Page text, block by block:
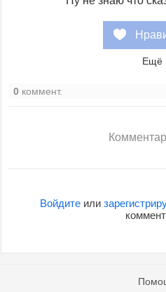
Ещё
0 коммент.
Войдитеили